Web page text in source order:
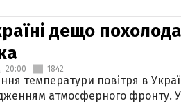
дещо
20:00 1842
температури повітря в
атмосферного фронту.